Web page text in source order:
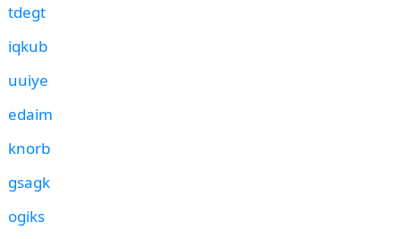
tdegt
iqkub
uuiye
edaim
knorb
gsagk
ogiks